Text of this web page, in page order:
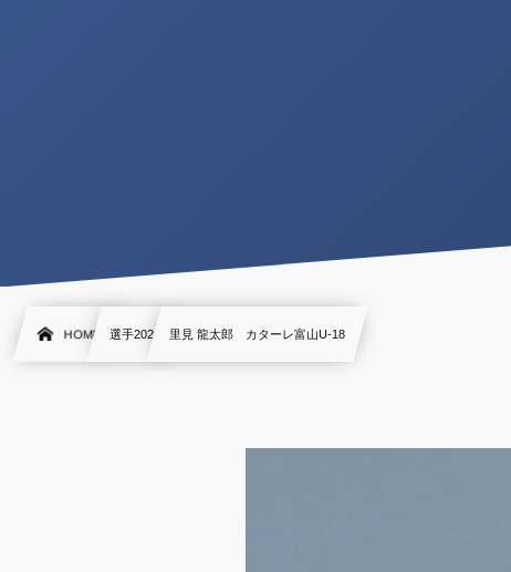
HOME 選手2020 里見 龍太郎 カターレ富山U-18